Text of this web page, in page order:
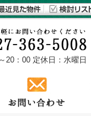
20：00 定休日：水曜日